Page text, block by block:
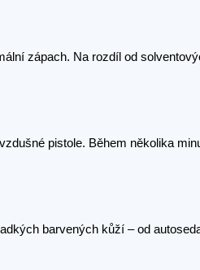
zápach. Na rozdíl od
pistole. Během několika
barvených kůží – od